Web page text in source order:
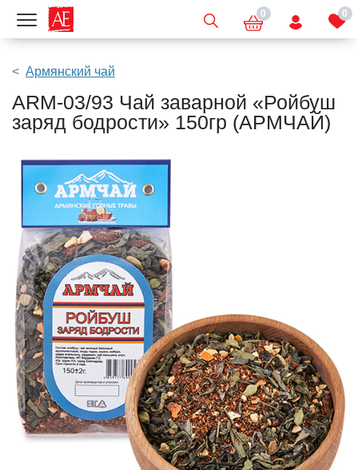
Показать меню 0 0
Армянский чай
ARM-03/93 Чай заварной «Ройбуш
заряд бодрости» 150гр (АРМЧАЙ)